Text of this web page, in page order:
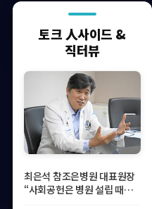
토크 人사이드 &
직터뷰
최은석 참조은병원 대표원장
“사회공헌은 병원 설립 때부